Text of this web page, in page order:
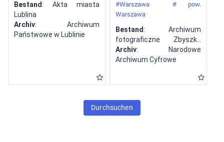
Jana ze Szczekocin,
starostę
Bestand: Akta miasta
Lublina
Archiv: Archiwum
Państwowe w Lublinie
#Warszawa
# pow.
Warszawa
Bestand: Archiwum
fotograficzne Zbyszka
Siemaszki
Archiv: Narodowe
Archiwum Cyfrowe
Durchsuchen